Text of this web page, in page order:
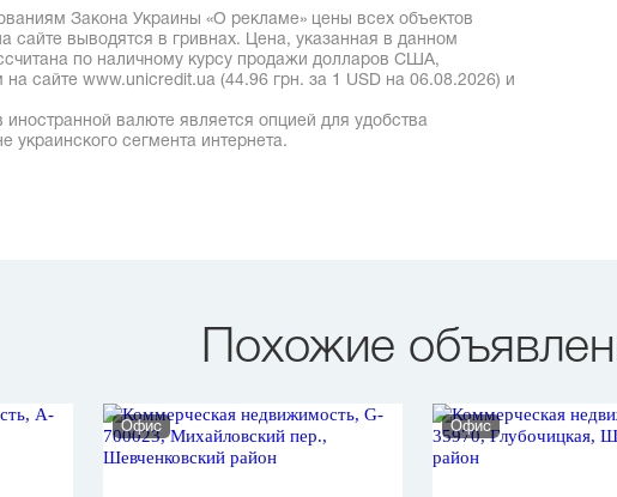
Закона Украины «О рекламе» цены всех объектов
сайте выводятся в гривнах. Цена, указанная в данном
по наличному курсу продажи долларов США,
на сайте www.unicredit.ua (44.96 грн. за 1 USD на 06.08.2026) и
иностранной валюте является опцией для удобства
украинского сегмента интернета.
Похожие
Офис Офис